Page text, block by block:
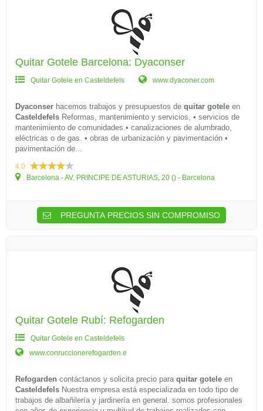
Quitar Gotele Barcelona: Dyaconser
Quitar Gotele en Casteldefels www.dyaconer.com
Dyaconser hacemos trabajos y presupuestos de quitar gotele en
Casteldefels Reformas, mantenimiento y servicios, • servicios de
mantenimiento de comunidades.• canalizaciones de alumbrado,
eléctricas o de gas. • obras de urbanización y pavimentación •
pavimentación de...
4.0
Barcelona - AV. PRINCIPE DE ASTURIAS, 20 () - Barcelona
PREGUNTA PRECIOS SIN COMPROMISO
Quitar Gotele Rubí: Refogarden
Quitar Gotele en Casteldefels
www.conruccionerefogarden.e
Refogarden contáctanos y solicita precio para quitar gotele en
Casteldefels Nuestra empresa está especializada en todo tipo de
trabajos de albañilería y jardinería en general. somos profesionales